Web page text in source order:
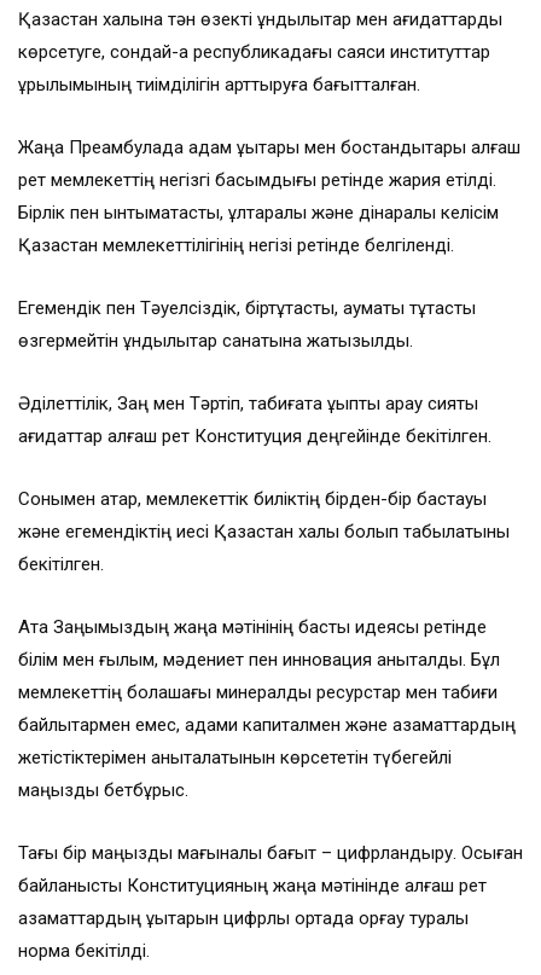
Қазақстан халқына тән өзекті құндылықтар мен қағидаттарды
көрсетуге, сондай-ақ республикадағы саяси институттар
құрылымының тиімділігін арттыруға бағытталған.
Жаңа Преамбулада адам құқықтары мен бостандықтары алғаш
рет мемлекеттің негізгі басымдығы ретінде жария етілді.
Бірлік пен ынтымақтастық, ұлтаралық және дінаралық келісім
Қазақстан мемлекеттілігінің негізі ретінде белгіленді.
Егемендік пен Тәуелсіздік, біртұтастық, аумақтық тұтастық
өзгермейтін құндылықтар санатына жатқызылды.
Әділеттілік, Заң мен Тәртіп, табиғатқа ұқыпты қарау сияқты
қағидаттар алғаш рет Конституция деңгейінде бекітілген.
Сонымен қатар, мемлекеттік биліктің бірден-бір бастауы
және егемендіктің иесі Қазақстан халқы болып табылатыны
бекітілген.
Ата Заңымыздың жаңа мәтінінің басты идеясы ретінде
білім мен ғылым, мәдениет пен инновация анықталды. Бұл
мемлекеттің болашағы минералды ресурстар мен табиғи
байлықтармен емес, адами капиталмен және азаматтардың
жетістіктерімен анықталатынын көрсететін түбегейлі
маңызды бетбұрыс.
Тағы бір маңызды мағыналық бағыт – цифрландыру. Осыған
байланысты Конституцияның жаңа мәтінінде алғаш рет
азаматтардың құқықтарын цифрлық ортада қорғау туралы
норма бекітілді.